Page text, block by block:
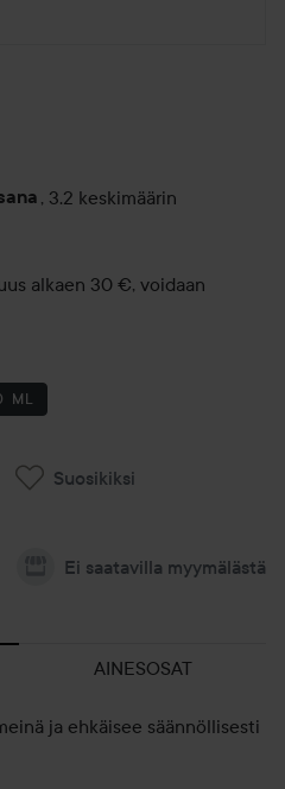
, 3.2 keskimäärin
alkaen 30 €, voidaan
ML
Suosikiksi
Ei saatavilla myymälästä
AINESOSAT
ja ehkäisee säännöllisesti